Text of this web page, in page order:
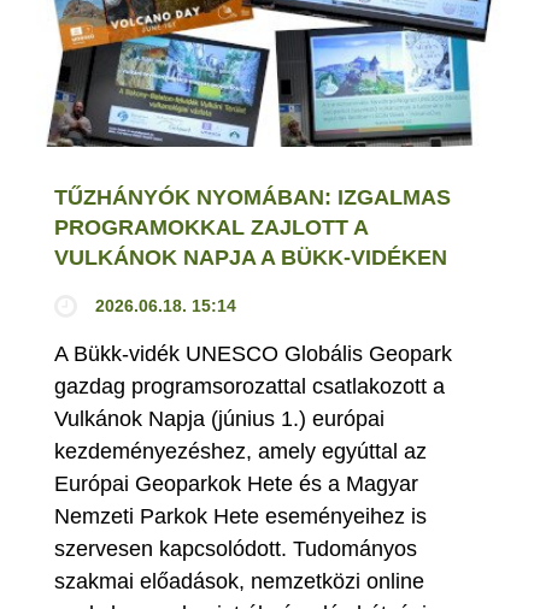
TŰZHÁNYÓK NYOMÁBAN: IZGALMAS
PROGRAMOKKAL ZAJLOTT A
VULKÁNOK NAPJA A BÜKK-VIDÉKEN
2026.06.18. 15:14
A Bükk-vidék UNESCO Globális Geopark
gazdag programsorozattal csatlakozott a
Vulkánok Napja (június 1.) európai
kezdeményezéshez, amely egyúttal az
Európai Geoparkok Hete és a Magyar
Nemzeti Parkok Hete eseményeihez is
szervesen kapcsolódott. Tudományos
szakmai előadások, nemzetközi online